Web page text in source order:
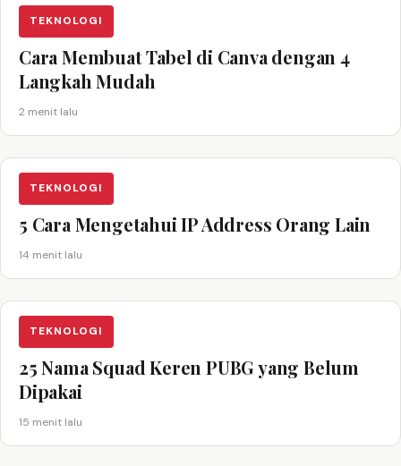
TEKNOLOGI
Cara Membuat Tabel di Canva dengan 4
Langkah Mudah
2 menit lalu
TEKNOLOGI
5 Cara Mengetahui IP Address Orang Lain
14 menit lalu
TEKNOLOGI
25 Nama Squad Keren PUBG yang Belum
Dipakai
15 menit lalu